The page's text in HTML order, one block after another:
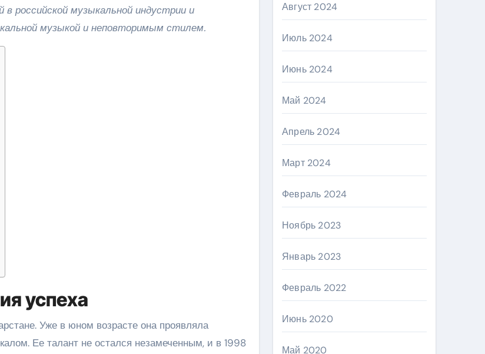
российской музыкальной индустрии и
музыкой и неповторимым стилем.
успеха
Уже в юном возрасте она проявляла
Ее талант не остался незамеченным, и в 1998
Август 2024
Июль 2024
Июнь 2024
Май 2024
Апрель 2024
Март 2024
Февраль 2024
Ноябрь 2023
Январь 2023
Февраль 2022
Июнь 2020
Май 2020